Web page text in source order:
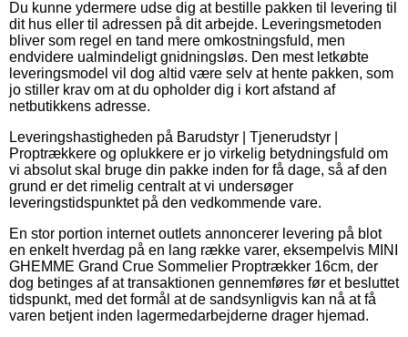
Du kunne ydermere udse dig at bestille pakken til levering til
dit hus eller til adressen på dit arbejde. Leveringsmetoden
bliver som regel en tand mere omkostningsfuld, men
endvidere ualmindeligt gnidningsløs. Den mest letkøbte
leveringsmodel vil dog altid være selv at hente pakken, som
jo stiller krav om at du opholder dig i kort afstand af
netbutikkens adresse.
Leveringshastigheden på Barudstyr | Tjenerudstyr |
Proptrækkere og oplukkere er jo virkelig betydningsfuld om
vi absolut skal bruge din pakke inden for få dage, så af den
grund er det rimelig centralt at vi undersøger
leveringstidspunktet på den vedkommende vare.
En stor portion internet outlets annoncerer levering på blot
en enkelt hverdag på en lang række varer, eksempelvis MINI
GHEMME Grand Crue Sommelier Proptrækker 16cm, der
dog betinges af at transaktionen gennemføres før et besluttet
tidspunkt, med det formål at de sandsynligvis kan nå at få
varen betjent inden lagermedarbejderne drager hjemad.